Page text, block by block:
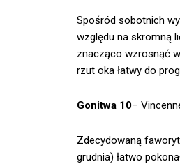
Spośród sobotnich
względu na skromną
znacząco wzrosnąć
rzut oka łatwy do
Gonitwa 10–
Zdecydowaną
grudnia) łatwo